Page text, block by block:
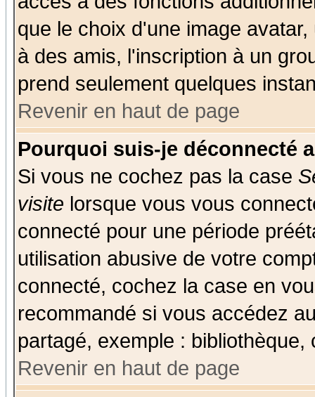
que le choix d'une image
à des amis, l'inscription à un
prend seulement quelques
Revenir en haut de page
Pourquoi suis-je déconnecté
Si vous ne cochez pas la case
visite lorsque vous vous
connecté pour une période
utilisation abusive de votre
connecté, cochez la case en
recommandé si vous accédez
partagé, exemple :
Revenir en haut de page